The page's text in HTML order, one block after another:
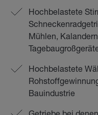
Hochbelastete
Mühlen,
Hochbelastete
Bauindustrie